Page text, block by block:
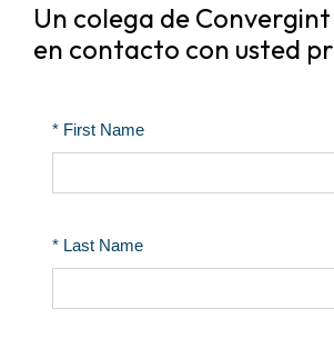
Un colega de
en contacto con usted